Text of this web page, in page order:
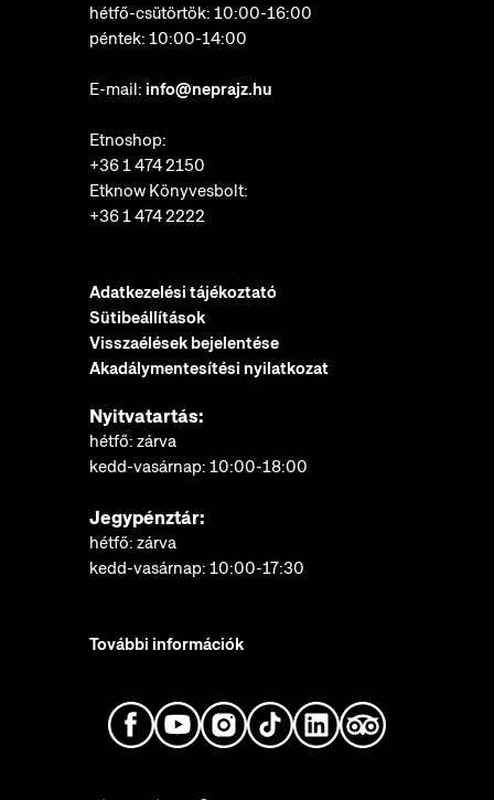
hétfő-csütörtök: 10:00-16:00
péntek: 10:00-14:00
E-mail: info@neprajz.hu
Etnoshop:
+36 1 474 2150
Etknow Könyvesbolt:
+36 1 474 2222
Adatkezelési tájékoztató
Sütibeállítások
Visszaélések bejelentése
Akadálymentesítési nyilatkozat
Nyitvatartás:
hétfő: zárva
kedd-vasárnap: 10:00-18:00
Jegypénztár:
hétfő: zárva
kedd-vasárnap: 10:00-17:30
További információk